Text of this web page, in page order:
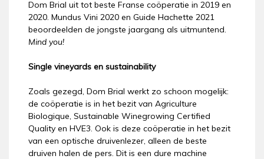
Dom Brial uit tot beste Franse coöperatie in 2019 en
2020. Mundus Vini 2020 en Guide Hachette 2021
beoordeelden de jongste jaargang als uitmuntend.
Mind you!
Single vineyards en sustainability
Zoals gezegd, Dom Brial werkt zo schoon mogelijk:
de coöperatie is in het bezit van Agriculture
Biologique, Sustainable Winegrowing Certified
Quality en HVE3. Ook is deze coöperatie in het bezit
van een optische druivenlezer, alleen de beste
druiven halen de pers. Dit is een dure machine